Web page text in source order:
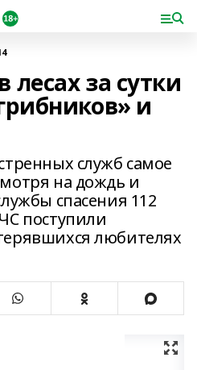
за сутки
и
служб самое
на дождь и
спасения 112
поступили
любителях